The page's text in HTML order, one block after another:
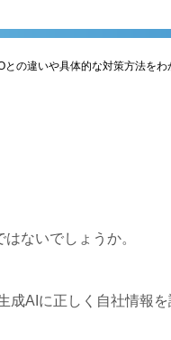
との違いや具体的な対策方法を
ないでしょうか。
成AIに正しく自社情報